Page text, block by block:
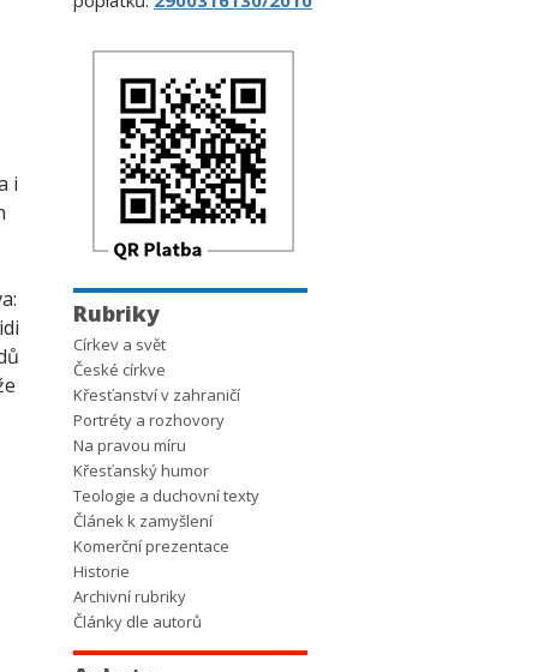
i
Rubriky
Církev a svět
České církve
Křesťanství v zahraničí
Portréty a rozhovory
Na pravou míru
Křesťanský humor
Teologie a duchovní texty
Článek k zamyšlení
Komerční prezentace
Historie
Archivní rubriky
Články dle autorů